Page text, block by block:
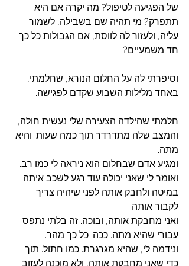
של הפגיעה לטיפול? מה יקרה אם היא
תתפרק? מי תהיה שם בשבילה, לשמור
עליה, ולעזור לה לווסת, אם הגבולות כל כך
חד משמעיים?
וסיפרתי לה על החלום הנורא, שחלמתי,
באחד מלילות השבוע שקדם לפגישה.
חלמתי שהילדה הצעירה שלי נעשית חולה,
והמצב שלה מתדרדר תוך כמה שעות. והיא
מתה.
ומגיע אדם שבחלום הוא ניראה לי כמו רב.
ואומר לי שאני יכולה עוד רגע לשכב איתה
במיטה ולחבק אותה לפני שיהיה צריך
לקבור אותה.
ואני מחבקת אותה, ובוכה. זה בלתי נתפס
עבורי שהיא מתה. ככה. כל כך מהר.
ונידמה לי, שהיא מגרגרת. כמו חתול. תוך
כדי שאני מחבקת אותה, ולא מוכנה לעזוב